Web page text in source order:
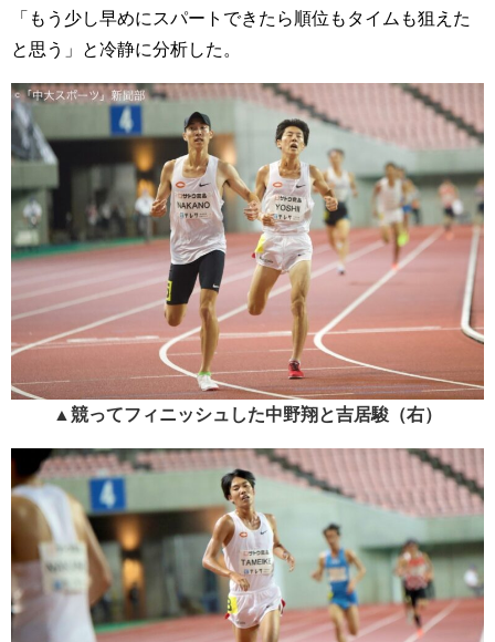
「もう少し早めにスパートできたら順位もタイムも狙えた
と思う」と冷静に分析した。
▲競ってフィニッシュした中野翔と吉居駿（右）